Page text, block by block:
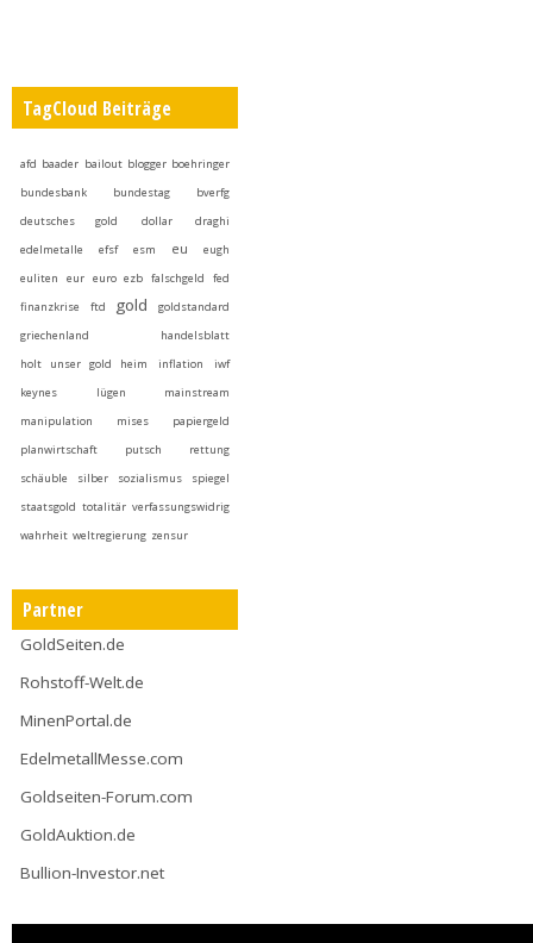
TagCloud Beiträge
afd baader bailout blogger boehringer
bundesbank
bundestag
bverfg
deutsches gold
dollar
draghi
edelmetalle
efsf esm eu
eugh
euliten
eur euro ezb falschgeld
fed
finanzkrise
ftd gold
goldstandard
griechenland
handelsblatt
holt unser gold heim
inflation
iwf
keynes
lügen
mainstream
manipulation
mises
papiergeld
planwirtschaft
putsch
rettung
schäuble
silber sozialismus
spiegel
staatsgold totalitär verfassungswidrig
wahrheit weltregierung zensur
Partner
GoldSeiten.de
Rohstoff-Welt.de
MinenPortal.de
EdelmetallMesse.com
Goldseiten-Forum.com
GoldAuktion.de
Bullion-Investor.net